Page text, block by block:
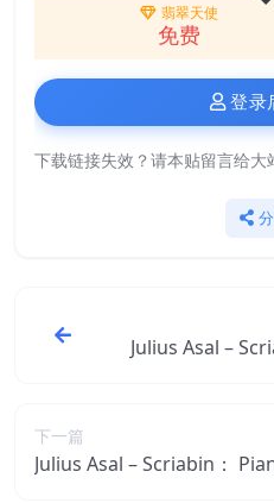
翡翠天使
免费
登录
下载链接失效？请本贴留言给大
Julius Asal –
下一篇
Julius Asal – Scriabin：